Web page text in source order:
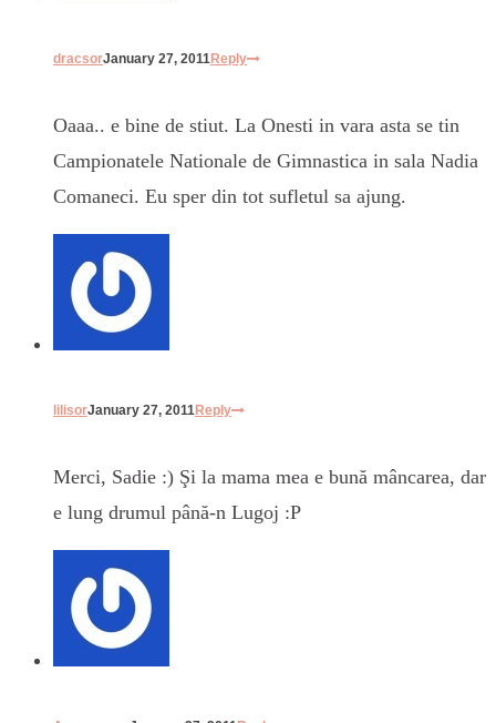
dracsorJanuary 27, 2011Reply
Oaaa.. e bine de stiut. La Onesti in vara asta se tin
Campionatele Nationale de Gimnastica in sala Nadia
Comaneci. Eu sper din tot sufletul sa ajung.
lilisorJanuary 27, 2011Reply
Merci, Sadie :) Şi la mama mea e bună mâncarea, dar
e lung drumul până-n Lugoj :P